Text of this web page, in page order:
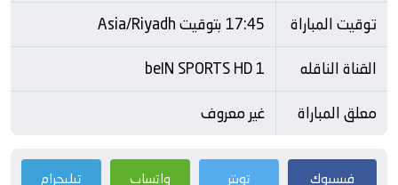
توقيت المباراة
17:45 بتوقيت Asia/Riyadh
القناة الناقله
beIN SPORTS HD 1
معلق المباراة
غير معروف
فيسبوك تويتر واتساب تيليجرام